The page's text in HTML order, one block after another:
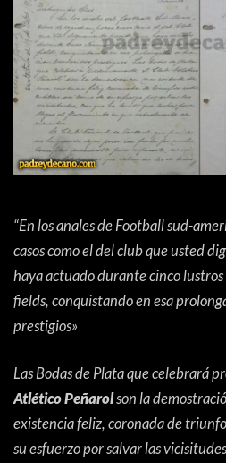
FUTSAL
ACTUALIDAD
FORMATIVAS
PARTIDOS
CONTENIDOS
COLUMNAS
ELECCIONES
ENTREVISTAS
“En los anales de Football sud-
casos como el del club que usted
haya actuado durante cinco
fields, conquistando en esa
prestigios»
Las Bodas de Plata que celebrará
Atlético Peñarolson la
existencia feliz, coronada de
su esfuerzo por salvar las